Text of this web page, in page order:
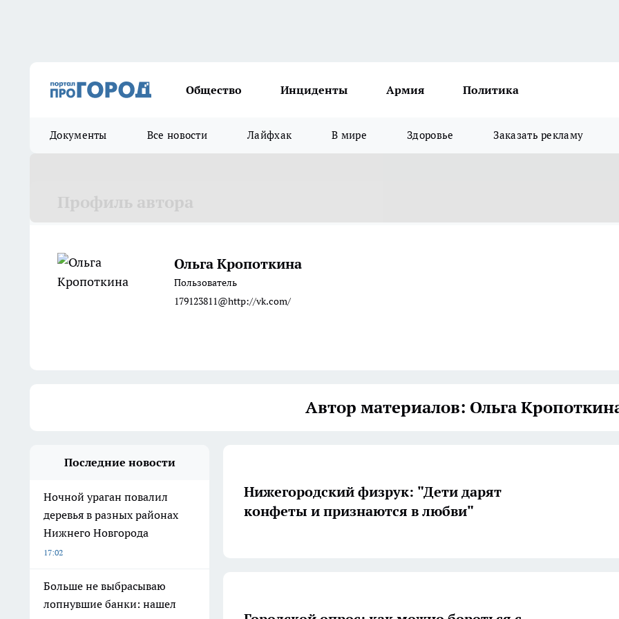
Общество Инциденты Армия Политика
Документы Все новости Лайфхак В мире Здоровье Заказать рекламу
Ольга Кропоткина
Пользователь
179123811@http://vk.com/
Автор материалов: Ольга
Последние новости
Ночной ураган повалил
деревья в разных районах
Нижнего Новгорода
17:02
Больше не выбрасываю
лопнувшие банки: нашел
Нижегородский физрук: "Дети дарят
конфеты и признаются в любви"